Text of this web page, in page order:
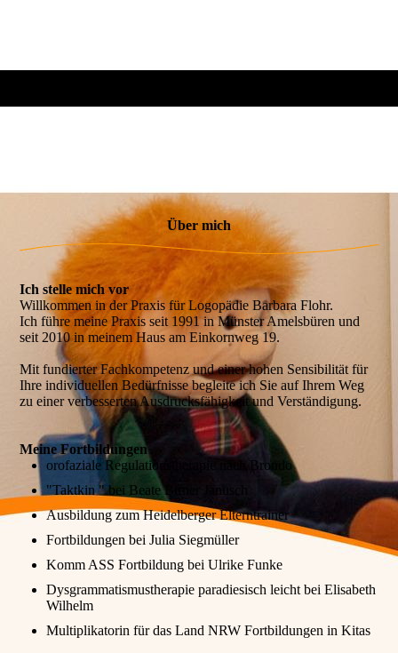
Über mich
Ich stelle mich vor
Willkommen in der Praxis für Logopädie Barbara Flohr.
Ich führe meine Praxis seit 1991 in Münster Amelsbüren und
seit 2010 in meinem Haus am Einkornweg 19.
Mit fundierter Fachkompetenz und einer hohen Sensibilität für
Ihre individuellen Bedürfnisse begleite ich Sie auf Ihrem Weg
zu einer verbesserten Ausdrucksfähigkeit und Verständigung.
Meine Fortbildungen
orofaziale Regulationstherapie nach Brondo
"Taktkin " bei Beate Birner Janusch
Ausbildung zum Heidelberger Elterntrainer
Fortbildungen bei Julia Siegmüller
Komm ASS Fortbildung bei Ulrike Funke
Dysgrammatismustherapie paradiesisch leicht bei Elisabeth
Wilhelm
Multiplikatorin für das Land NRW Fortbildungen in Kitas